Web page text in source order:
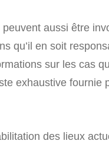
aussi être
qu’il en soit
sur les cas
exhaustive fournie
des lieux